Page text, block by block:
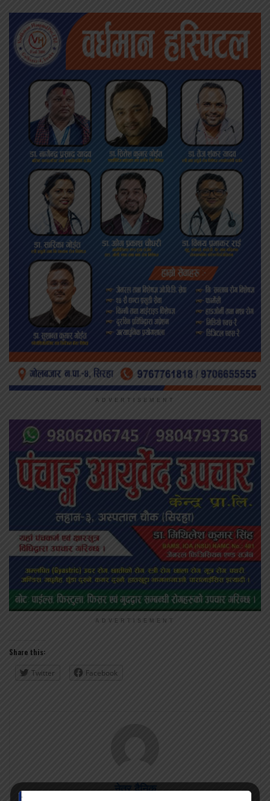
ADVERTISEMENT
ADVERTISEMENT
Share this:
Twitter Facebook
नेत्र दैनिक